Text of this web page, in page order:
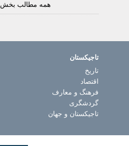
همه مطالب بخش
تاجیکستان
تاریخ
اقتصاد
فرهنگ و معارف
گردشگری
تاجیکستان و جهان